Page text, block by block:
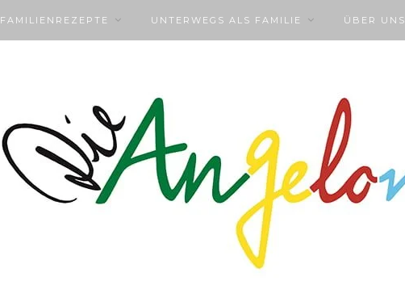
FAMILIENREZEPTE UNTERWEGS ALS FAMILIE ÜBER UNS